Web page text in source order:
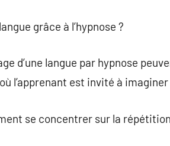
grâce à l’hypnose ?
d’une langue par hypnose
l’apprenant est invité à
se concentrer sur la